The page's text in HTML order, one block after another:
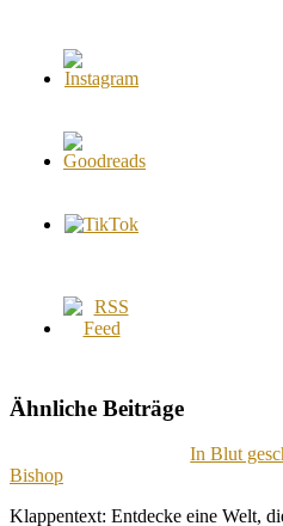
Ähnliche Beiträge
In Blut
Bishop
Klappentext: Entdecke eine Welt,